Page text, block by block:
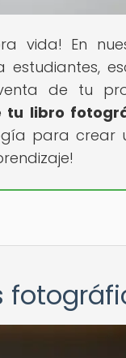
vida! En
de tu
tu libro
para crear